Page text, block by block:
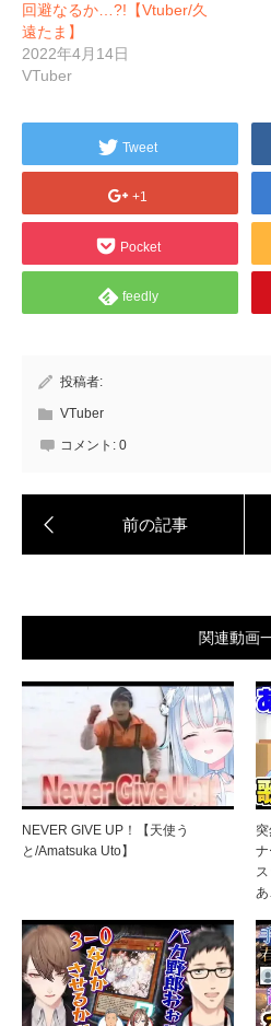
回避なるか…?!【Vtuber/久
遠たま】
2022年4月14日
VTuber
Tweet
+1
Pocket
feedly
投稿者:
VTuber
コメント: 0
関連動画
NEVER GIVE UP！【天使う
と/Amatsuka Uto】
あ